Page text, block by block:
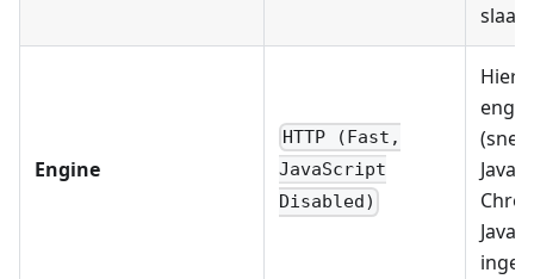
slaan
Engine
HTTP (Fast,
JavaScript
Disabled)